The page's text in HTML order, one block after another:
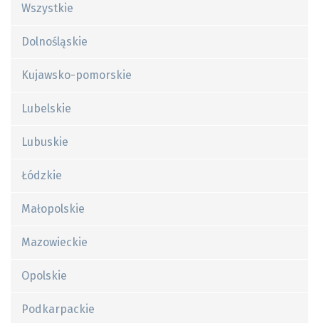
Wszystkie
Dolnośląskie
Kujawsko-pomorskie
Lubelskie
Lubuskie
Łódzkie
Małopolskie
Mazowieckie
Opolskie
Podkarpackie